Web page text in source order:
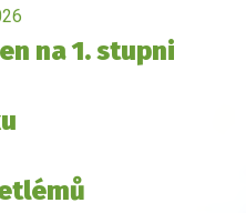
na 1. stupni